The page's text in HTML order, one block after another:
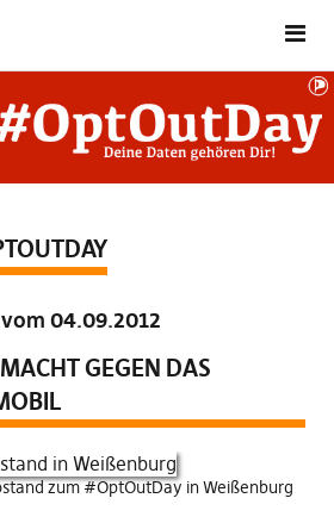
04.09.2012
GEGEN DAS
zum #OptOutDay in Weißenburg